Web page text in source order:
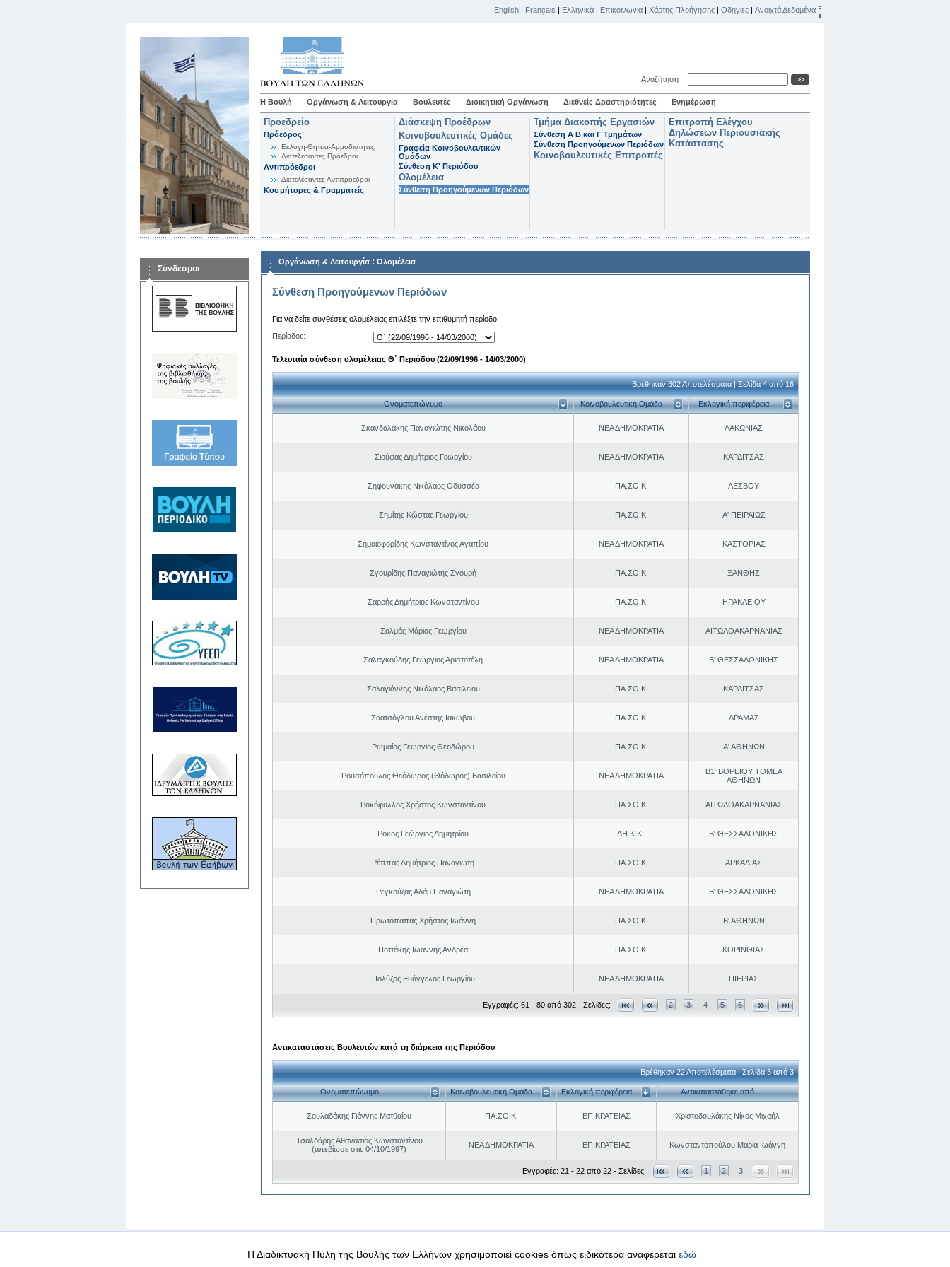
English | Français | Ελληνικά | Επικοινωνία | Χάρτης Πλοήγησης | Οδηγίες | Ανοιχτά Δεδομένα
Αναζήτηση
Η Βουλή Οργάνωση & Λειτουργία Βουλευτές Διοικητική Οργάνωση Διεθνείς Δραστηριότητες Ενημέρωση
Προεδρείο
Πρόεδρος
Εκλογή-Θητεία-Αρμοδιότητες
Διατελέσαντες Πρόεδροι
Αντιπρόεδροι
Διατελέσαντες Αντιπρόεδροι
Κοσμήτορες & Γραμματείς
Διάσκεψη Προέδρων
Κοινοβουλευτικές Ομάδες
Γραφεία Κοινοβουλευτικών
Ομάδων
Σύνθεση K' Περιόδου
Ολομέλεια
Σύνθεση Προηγούμενων Περιόδων
Τμήμα Διακοπής Εργασιών
Σύνθεση Α Β και Γ Τμημάτων
Σύνθεση Προηγούμενων Περιόδων
Κοινοβουλευτικές Επιτροπές
Επιτροπή Ελέγχου
Δηλώσεων Περιουσιακής
Κατάστασης
Σύνδεσμοι
Οργάνωση & Λειτουργία : Ολομέλεια
Σύνθεση Προηγούμενων Περιόδων
Για να δείτε συνθέσεις ολομέλειας επιλέξτε την επιθυμητή περίοδο
Περίοδος:
Τελευταία σύνθεση ολομέλειας Θ΄ Περιόδου (22/09/1996 - 14/03/2000)
Βρέθηκαν 302 Αποτελέσματα | Σελίδα 4 από 16
Ονοματεπώνυμο Κοινοβουλευτική Ομάδα Εκλογική περιφέρεια
Σκανδαλάκης Παναγιώτης Νικολάου ΝΕΑ ΔΗΜΟΚΡΑΤΙΑ ΛΑΚΩΝΙΑΣ
Σιούφας Δημήτριος Γεωργίου ΝΕΑ ΔΗΜΟΚΡΑΤΙΑ ΚΑΡΔΙΤΣΑΣ
Σηφουνάκης Νικόλαος Οδυσσέα ΠΑ.ΣΟ.Κ. ΛΕΣΒΟΥ
Σημίτης Κώστας Γεωργίου ΠΑ.ΣΟ.Κ. Α' ΠΕΙΡΑΙΩΣ
Σημαιοφορίδης Κωνσταντίνος Αγαπίου ΝΕΑ ΔΗΜΟΚΡΑΤΙΑ ΚΑΣΤΟΡΙΑΣ
Σγουρίδης Παναγιώτης Σγουρή ΠΑ.ΣΟ.Κ. ΞΑΝΘΗΣ
Σαρρής Δημήτριος Κωνσταντίνου ΠΑ.ΣΟ.Κ. ΗΡΑΚΛΕΙΟΥ
Σαλμάς Μάριος Γεωργίου ΝΕΑ ΔΗΜΟΚΡΑΤΙΑ ΑΙΤΩΛΟΑΚΑΡΝΑΝΙΑΣ
Σαλαγκούδης Γεώργιος Αριστοτέλη ΝΕΑ ΔΗΜΟΚΡΑΤΙΑ Β' ΘΕΣΣΑΛΟΝΙΚΗΣ
Σαλαγιάννης Νικόλαος Βασιλείου ΠΑ.ΣΟ.Κ. ΚΑΡΔΙΤΣΑΣ
Σαατσόγλου Ανέστης Ιακώβου ΠΑ.ΣΟ.Κ. ΔΡΑΜΑΣ
Ρωμαίος Γεώργιος Θεοδώρου ΠΑ.ΣΟ.Κ. Α' ΑΘΗΝΩΝ
Ρουσόπουλος Θεόδωρος (Θόδωρος) Βασιλείου ΝΕΑ ΔΗΜΟΚΡΑΤΙΑ
Β1' ΒΟΡΕΙΟΥ ΤΟΜΕΑ
ΑΘΗΝΩΝ
Ροκόφυλλος Χρήστος Κωνσταντίνου ΠΑ.ΣΟ.Κ. ΑΙΤΩΛΟΑΚΑΡΝΑΝΙΑΣ
Ρόκος Γεώργιος Δημητρίου ΔΗ.Κ.ΚΙ. Β' ΘΕΣΣΑΛΟΝΙΚΗΣ
Ρέππας Δημήτριος Παναγιώτη ΠΑ.ΣΟ.Κ. ΑΡΚΑΔΙΑΣ
Ρεγκούζας Αδάμ Παναγιώτη ΝΕΑ ΔΗΜΟΚΡΑΤΙΑ Β' ΘΕΣΣΑΛΟΝΙΚΗΣ
Πρωτόπαπας Χρήστος Ιωάννη ΠΑ.ΣΟ.Κ. Β' ΑΘΗΝΩΝ
Ποττάκης Ιωάννης Ανδρέα ΠΑ.ΣΟ.Κ. ΚΟΡΙΝΘΙΑΣ
Πολύζος Ευάγγελος Γεωργίου ΝΕΑ ΔΗΜΟΚΡΑΤΙΑ ΠΙΕΡΙΑΣ
Εγγραφές: 61 - 80 από 302 - Σελίδες: 2 3 4 5 6
Αντικαταστάσεις Βουλευτών κατά τη διάρκεια της Περιόδου
Βρέθηκαν 22 Αποτελέσματα | Σελίδα 3 από 3
Ονοματεπώνυμο Κοινοβουλευτική Ομάδα Εκλογική περιφέρεια Αντικαταστάθηκε από
Σουλαδάκης Γιάννης Ματθαίου ΠΑ.ΣΟ.Κ. ΕΠΙΚΡΑΤΕΙΑΣ Χριστοδουλάκης Νίκος Μιχαήλ
Τσαλδάρης Αθανάσιος Κωνσταντίνου
(απεβίωσε στις 04/10/1997)
ΝΕΑ ΔΗΜΟΚΡΑΤΙΑ ΕΠΙΚΡΑΤΕΙΑΣ Κωνσταντοπούλου Μαρία Ιωάννη
Εγγραφές: 21 - 22 από 22 - Σελίδες: 1 2 3
Όροι χρήσης Προσωπικά δεδομένα Ασφάλεια & Πρόσβαση
Η Διαδικτυακή Πύλη της Βουλής των Ελλήνων χρησιμοποιεί cookies όπως ειδικότερα αναφέρεται εδώ